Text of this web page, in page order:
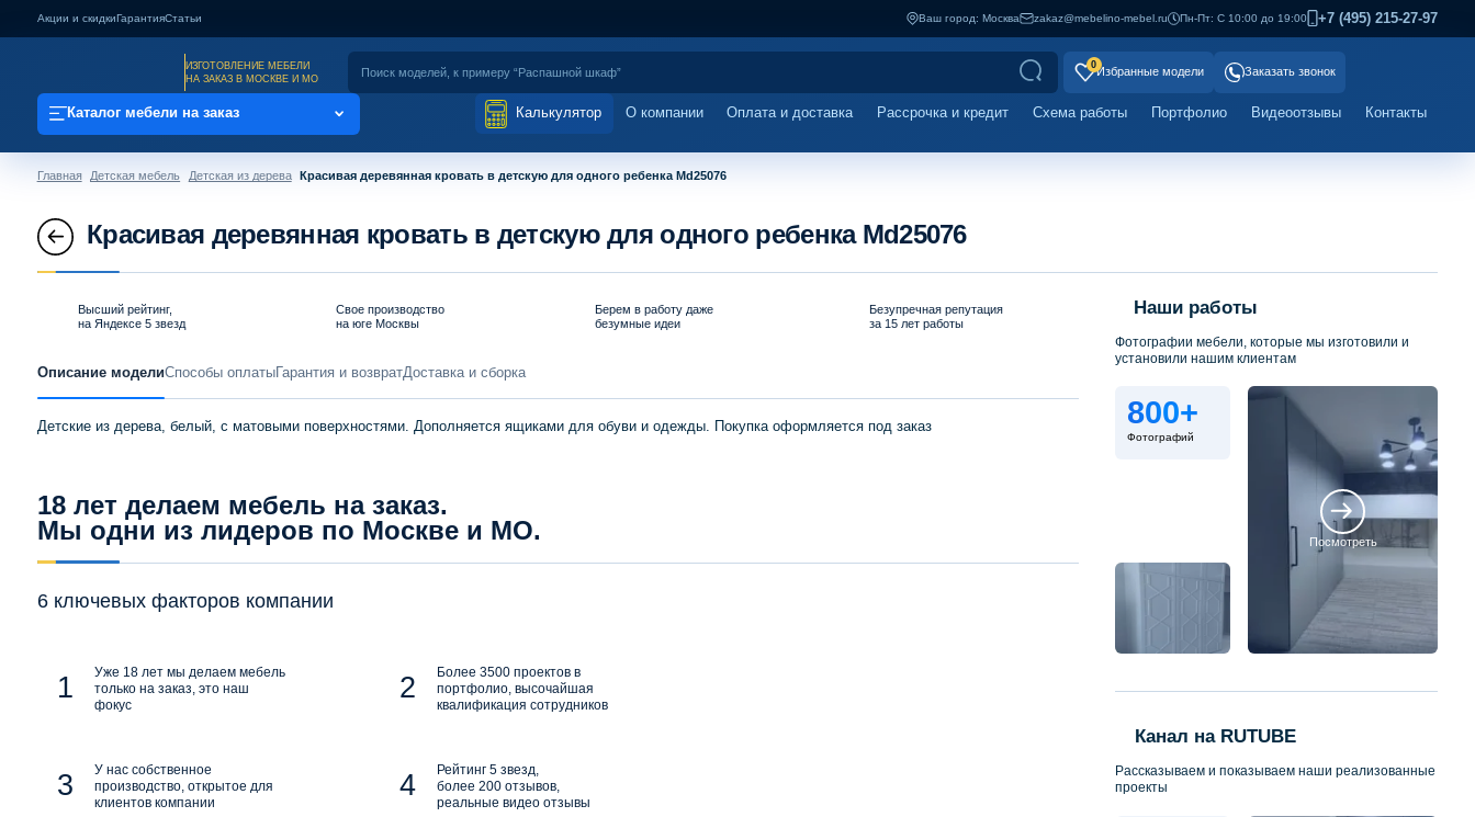
Акции и скидкиГарантияСтатьи Ваш город: Москва zakaz@mebelino-mebel.ru Пн-Пт: С 10:00 до 19:00 +7 (495) 215-27-97
ИЗГОТОВЛЕНИЕ МЕБЕЛИ
НА ЗАКАЗ В МОСКВЕ И МО
0
Избранные модели Заказать звонок
Каталог мебели на заказ Калькулятор О компании Оплата и доставка Рассрочка и кредит Схема работы Портфолио Видеоотзывы Контакты
Главная Детская мебель Детская из дерева Красивая деревянная кровать в детскую для одного ребенка Md25076
Красивая деревянная кровать в детскую для одного ребенка Md25076
Высший рейтинг,
на Яндексе 5 звезд
Свое производство
на юге Москвы
Берем в работу даже
безумные идеи
Безупречная репутация
за 15 лет работы
Описание модели Способы оплатыГарантия и возвратДоставка и сборка
Детские из дерева, белый, с матовыми поверхностями. Дополняется ящиками для обуви и одежды. Покупка оформляется под заказ
18 лет делаем мебель на заказ.
Мы одни из лидеров по Москве и МО.
6 ключевых факторов компании
Уже 18 лет мы делаем мебель
только на заказ, это наш
фокус
Более 3500 проектов в
портфолио, высочайшая
квалификация сотрудников
У нас собственное
производство, открытое для
клиентов компании
Рейтинг 5 звезд,
более 200 отзывов,
реальные видео отзывы
Наши работы
Фотографии мебели, которые мы изготовили и
установили нашим клиентам
800+
Фотографий
Посмотреть
Канал на RUTUBE
Рассказываем и показываем наши реализованные
проекты